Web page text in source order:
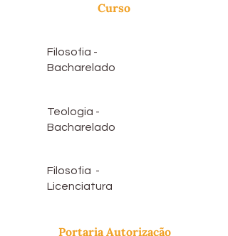
Curso
Filosofia -
Bacharelado
Teologia -
Bacharelado
Filosofia -
Licenciatura
Portaria Autorização